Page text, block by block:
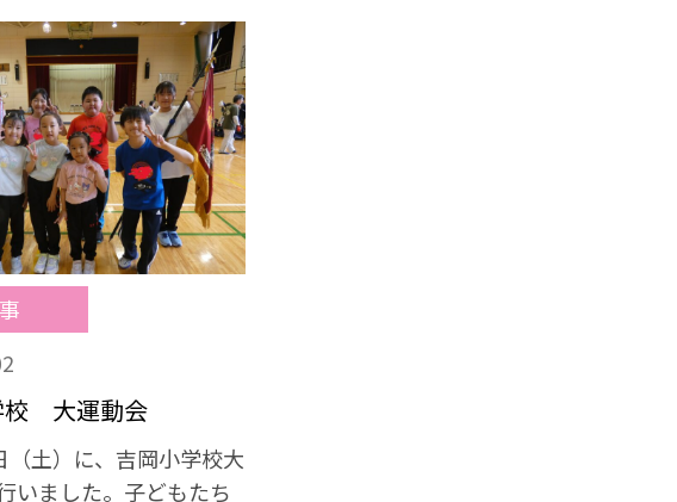
しいという擁護委員の
を受け取りながら、子
たくさんの花を植えて
今後のお世話も頑張っ
とでしょう。
校 大運動会
土）に、吉岡小学校大
いました。子どもたち